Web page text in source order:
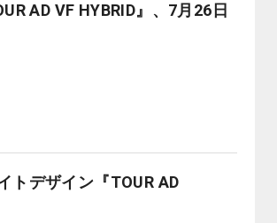
AD VF HYBRID』、7月26日
トデザイン『TOUR AD